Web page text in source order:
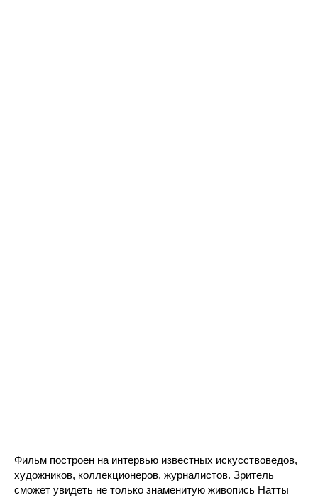
Фильм построен на интервью известных искусствоведов,
художников, коллекционеров, журналистов. Зритель
сможет увидеть не только знаменитую живопись Натты